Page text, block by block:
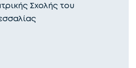
Σχολής του